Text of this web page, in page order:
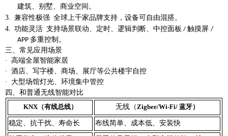
建筑、别墅、商业空间。
3. 兼容性极强 全球上千家品牌支持，设备可自由混搭。
4. 功能灵活 支持场景联动、定时、逻辑判断、中控面板 / 触摸屏 /
APP 多重控制。
三、常见应用场景
· 高端全屋智能家居
· 酒店、写字楼、商场、展厅等公共楼宇自控
·
大型场馆灯光、环境集中管控
四、和普通无线智能对比
KNX（有线总线） 无线（Zigbee/Wi-Fi/ 蓝牙）
稳定、抗干扰、寿命长 布线简单、成本低、安装快